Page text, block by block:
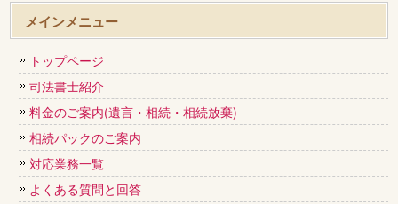
メインメニュー
トップページ
司法書士紹介
料金のご案内(遺言・相続・相続放棄)
相続パックのご案内
対応業務一覧
よくある質問と回答